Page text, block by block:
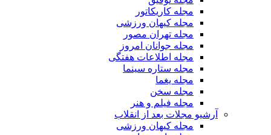
مجله کاریکاتور
مجله کیهان ورزشی
مجله تهران مصور
مجله جوانان امروز
مجله اطلاعات هفتگی
مجله ستاره سینما
مجله یغما
مجله سخن
مجله فیلم و هنر
آرشیو مجلات بعد از انقلاب
مجله کیهان ورزشی